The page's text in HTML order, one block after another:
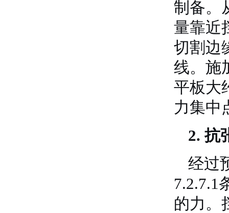
制备。
量靠近
切割边
线。施
平板大
力集中
2. 抗
经过
7.2.7.1
的力。